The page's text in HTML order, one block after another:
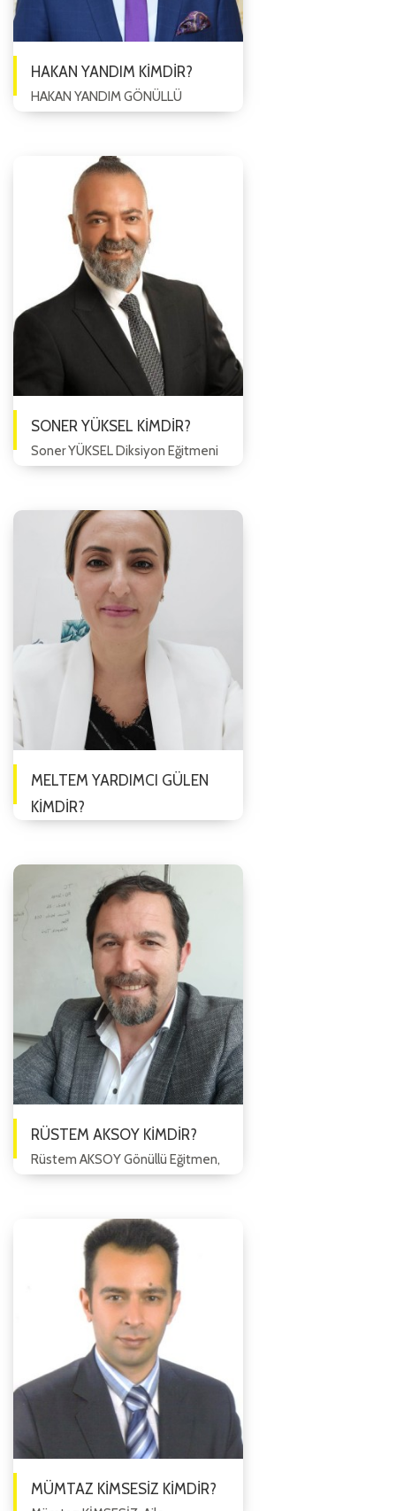
HAKAN YANDIM KİMDİR?
HAKAN YANDIM GÖNÜLLÜ
Bilgisayar ve Öğretim Teknolojileri
SONER YÜKSEL KİMDİR?
Soner YÜKSEL Diksiyon Eğitmeni
tamamladı. Mesleğe 1994 yı...
MELTEM YARDIMCI GÜLEN
KİMDİR?
Afyon 'da doğmuştur. Ortaokul ve
Lise 'yi Afyon/Emirdağ'da ,
Üniversite...
RÜSTEM AKSOY KİMDİR?
Rüstem AKSOY Gönüllü Eğitmen,
Yozgat’ta doğmuştur. İlk ve
Ortaokulu Şefaatl...
MÜMTAZ KİMSESİZ KİMDİR?